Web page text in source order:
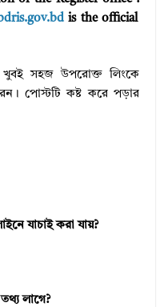
is the official
খুবই সহজ উপরোক্ত লিংকে
পোস্টটি কষ্ট করে পড়ার
যাচাই করা যায়?
লাগে?